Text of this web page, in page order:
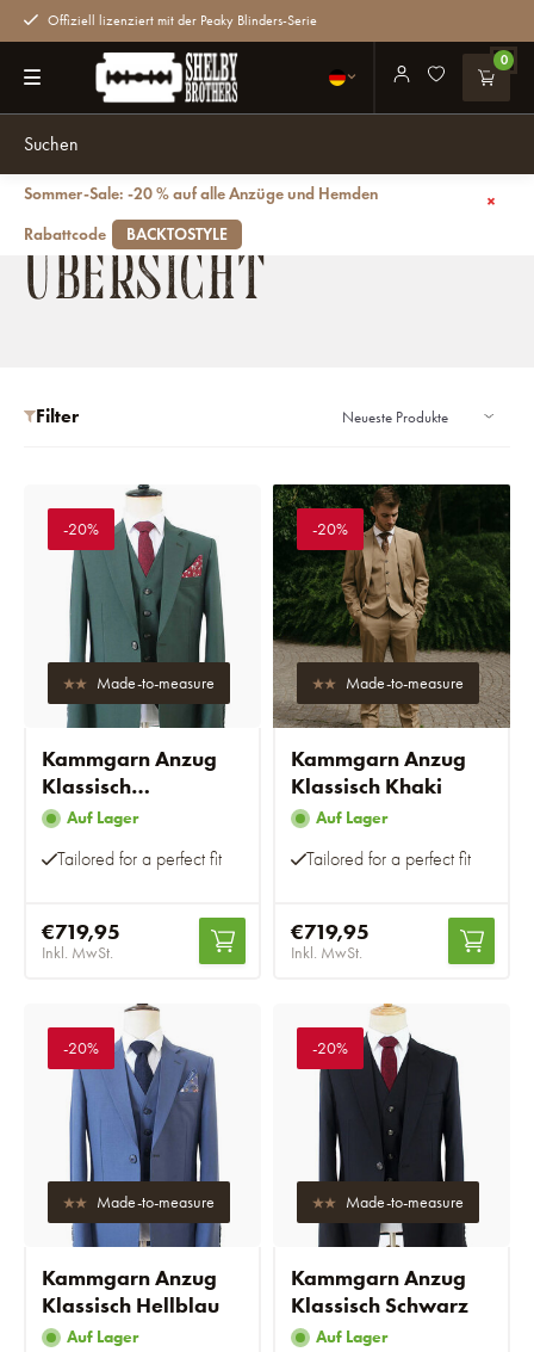
Offiziell lizenziert mit der Peaky Blinders-Serie
0
Sommer-Sale: -20 % auf alle Anzüge und Hemden
Rabattcode
BACKTOSTYLE
Übersicht
ÜBERSICHT
Filter
-20%
Made-to-measure
Kammgarn Anzug
Klassisch
Dunkelgrün
Auf Lager
Tailored for a perfect fit
€719,95
Inkl. MwSt.
-20%
Made-to-measure
Kammgarn Anzug
Klassisch Khaki
Auf Lager
Tailored for a perfect fit
€719,95
Inkl. MwSt.
-20%
Made-to-measure
Kammgarn Anzug
Klassisch Hellblau
Auf Lager
-20%
Made-to-measure
Kammgarn Anzug
Klassisch Schwarz
Auf Lager